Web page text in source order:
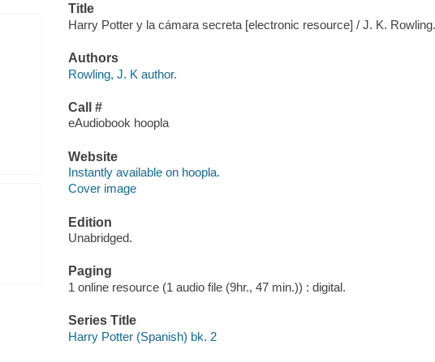
Title
Harry Potter y la cámara secreta [electronic resource] / J. K.
Authors
Rowling, J. K author.
Call #
eAudiobook hoopla
Website
Instantly available on hoopla.
Cover image
Edition
Unabridged.
Paging
1 online resource (1 audio file (9hr., 47 min.)) : digital.
Series Title
Harry Potter (Spanish) bk. 2